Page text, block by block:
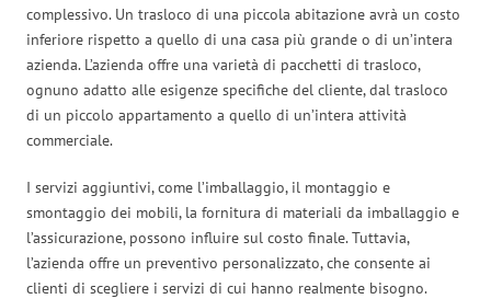
complessivo. Un trasloco di una piccola abitazione avrà un costo
inferiore rispetto a quello di una casa più grande o di un’intera
azienda. L’azienda offre una varietà di pacchetti di trasloco,
ognuno adatto alle esigenze specifiche del cliente, dal trasloco
di un piccolo appartamento a quello di un’intera attività
commerciale.
I servizi aggiuntivi, come l’imballaggio, il montaggio e
smontaggio dei mobili, la fornitura di materiali da imballaggio e
l’assicurazione, possono influire sul costo finale. Tuttavia,
l’azienda offre un preventivo personalizzato, che consente ai
clienti di scegliere i servizi di cui hanno realmente bisogno.